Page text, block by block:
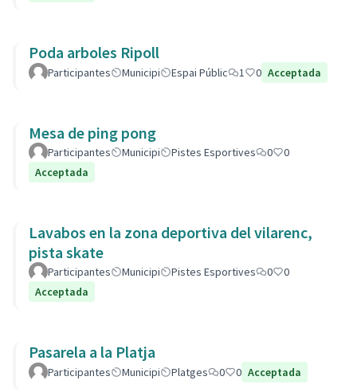
Poda arboles Ripoll
Participantes Municipi Espai Públic 1 0 Acceptada
Mesa de ping pong
Participantes Municipi Pistes Esportives 0
0
Acceptada
Lavabos en la zona deportiva del vilarenc,
pista skate
Participantes Municipi Pistes Esportives 0
0
Acceptada
Pasarela a la Platja
Participantes Municipi Platges 0 0 Acceptada